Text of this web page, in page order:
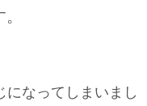
なってしまいまし